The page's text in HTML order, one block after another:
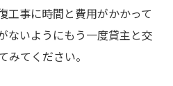
工事に時間と費用がかかって
ないようにもう一度貸主と交
みてください。